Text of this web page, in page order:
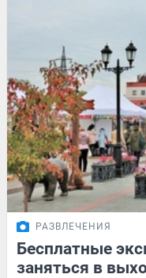
РАЗВЛЕЧЕНИЯ
Бесплатные
заняться в